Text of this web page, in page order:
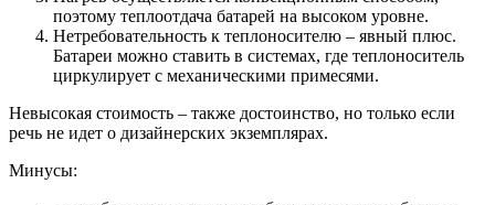
поэтому теплоотдача батарей на высоком уровне.
Нетребовательность к теплоносителю – явный плюс.
Батареи можно ставить в системах, где теплоноситель
циркулирует с механическими примесями.
Невысокая стоимость – также достоинство, но только если
речь не идет о дизайнерских экземплярах.
Минусы: